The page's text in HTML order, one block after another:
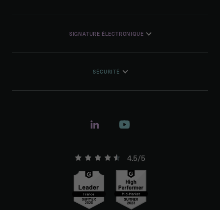
SIGNATURE ÉLECTRONIQUE
SÉCURITÉ
4.5/5